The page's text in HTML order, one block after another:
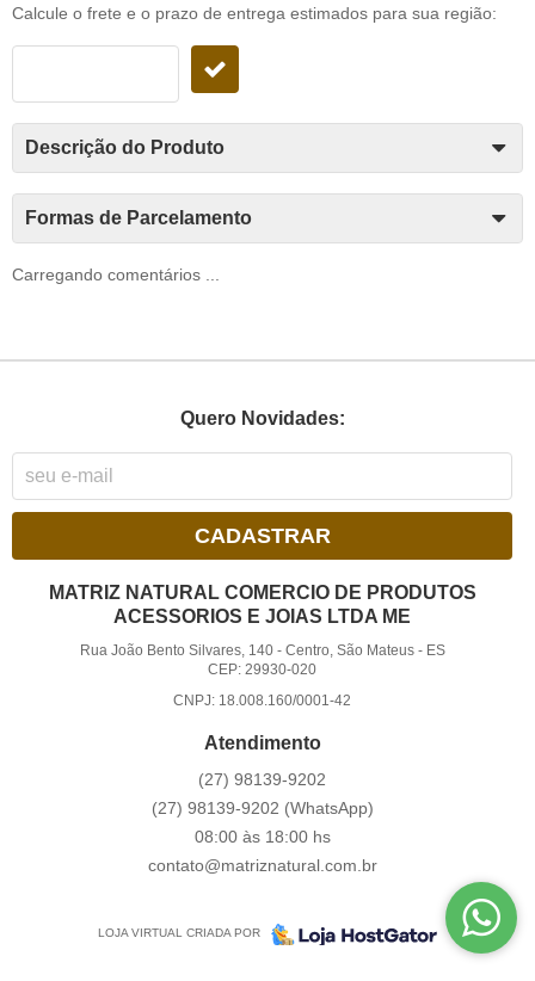
Calcule o frete e o prazo de entrega estimados para sua região:
Descrição do Produto
Formas de Parcelamento
Carregando comentários ...
Quero Novidades:
CADASTRAR
MATRIZ NATURAL COMERCIO DE PRODUTOS
ACESSORIOS E JOIAS LTDA ME
Rua João Bento Silvares, 140- Centro, São Mateus- ES
CEP: 29930-020
CNPJ: 18.008.160/0001-42
Atendimento
(27) 98139-9202
(27) 98139-9202 (WhatsApp)
08:00 às 18:00 hs
contato@matriznatural.com.br
LOJA VIRTUAL CRIADA POR